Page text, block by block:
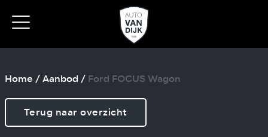
Home /Aanbod / Ford FOCUS Wagon
Terug naar overzicht